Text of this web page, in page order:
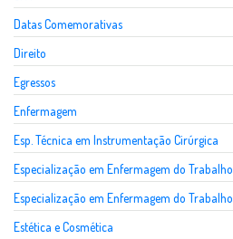
Datas Comemorativas
Direito
Egressos
Enfermagem
Esp. Técnica em Instrumentação Cirúrgica
Especialização em Enfermagem do Trabalho
Especialização em Enfermagem do Trabalho
Estética e Cosmética